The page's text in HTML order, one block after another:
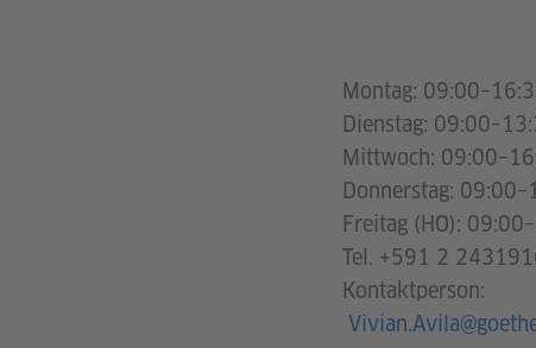
Montag:
Dienstag:
Mittwoch:
Donnerstag:
Freitag (HO):
Tel. +591 2
Kontaktperson: